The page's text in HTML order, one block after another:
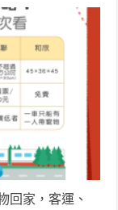
回家，客運、